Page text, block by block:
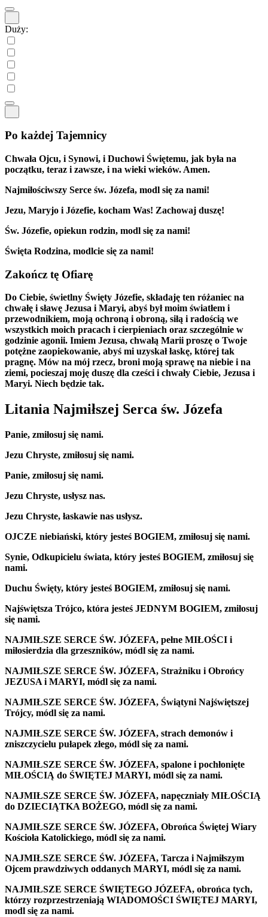
Duży:
Po każdej Tajemnicy
Chwała Ojcu, i Synowi, i Duchowi Świętemu, jak była na
początku, teraz i zawsze, i na wieki wieków. Amen.
Najmiłościwszy Serce św. Józefa, modl się za nami!
Jezu, Maryjo i Józefie, kocham Was! Zachowaj duszę!
Św. Józefie, opiekun rodzin, modl się za nami!
Święta Rodzina, modlcie się za nami!
Zakończ tę Ofiarę
Do Ciebie, świetlny Święty Józefie, składaję ten różaniec na
chwałę i sławę Jezusa i Maryi, abyś był moim światłem i
przewodnikiem, moją ochroną i obroną, siłą i radością we
wszystkich moich pracach i cierpieniach oraz szczególnie w
godzinie agonii. Imiem Jezusa, chwałą Marii proszę o Twoje
potężne zaopiekowanie, abyś mi uzyskał łaskę, której tak
pragnę. Mów na mój rzecz, broni moją sprawę na niebie i na
ziemi, pocieszaj moję duszę dla cześci i chwały Ciebie, Jezusa i
Maryi. Niech będzie tak.
Litania Najmiłszej Serca św. Józefa
Panie, zmiłosuj się nami.
Jezu Chryste, zmiłosuj się nami.
Panie, zmiłosuj się nami.
Jezu Chryste, usłysz nas.
Jezu Chryste, łaskawie nas usłysz.
OJCZE niebiański, który jesteś BOGIEM, zmiłosuj się nami.
Synie, Odkupicielu świata, który jesteś BOGIEM, zmiłosuj się
nami.
Duchu Święty, który jesteś BOGIEM, zmiłosuj się nami.
Najświętsza Trójco, która jesteś JEDNYM BOGIEM, zmiłosuj
się nami.
NAJMIŁSZE SERCE ŚW. JÓZEFA, pełne MIŁOŚCI i
miłosierdzia dla grzeszników, módl się za nami.
NAJMIŁSZE SERCE ŚW. JÓZEFA, Strażniku i Obrońcy
JEZUSA i MARYI, módl się za nami.
NAJMIŁSZE SERCE ŚW. JÓZEFA, Świątyni Najświętszej
Trójcy, módl się za nami.
NAJMIŁSZE SERCE ŚW. JÓZEFA, strach demonów i
zniszczycielu pułapek złego, módl się za nami.
NAJMIŁSZE SERCE ŚW. JÓZEFA, spalone i pochłonięte
MIŁOŚCIĄ do ŚWIĘTEJ MARYI, módl się za nami.
NAJMIŁSZE SERCE ŚW. JÓZEFA, napęczniały MIŁOŚCIĄ
do DZIECIĄTKA BOŻEGO, módl się za nami.
NAJMIŁSZE SERCE ŚW. JÓZEFA, Obrońca Świętej Wiary
Kościoła Katolickiego, módl się za nami.
NAJMIŁSZE SERCE ŚW. JÓZEFA, Tarcza i Najmiłszym
Ojcem prawdziwych oddanych MARYI, módl się za nami.
NAJMIŁSZE SERCE ŚWIĘTEGO JÓZEFA, obrońca tych,
którzy rozprzestrzeniają WIADOMOŚCI ŚWIĘTEJ MARYI,
modl się za nami.